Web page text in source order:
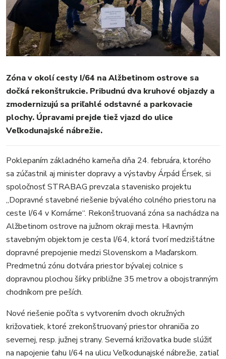
MESTO
REGIÓN
ŠPORT
FOTKY
VIDEO
MIX
Zóna v okolí cesty I/64 na Alžbetinom ostrove sa
dočká rekonštrukcie. Pribudnú dva kruhové objazdy a
zmodernizujú sa priľahlé odstavné a parkovacie
plochy. Úpravami prejde tiež vjazd do ulice
Veľkodunajské nábrežie.
Poklepaním základného kameňa dňa 24. februára, ktorého
sa zúčastnil aj minister dopravy a výstavby Árpád Érsek, si
spoločnosť STRABAG prevzala stavenisko projektu
„Dopravné stavebné riešenie bývalého colného priestoru na
ceste I/64 v Komárne“. Rekonštruovaná zóna sa nachádza na
Alžbetinom ostrove na južnom okraji mesta. Hlavným
stavebným objektom je cesta I/64, ktorá tvorí medzištátne
dopravné prepojenie medzi Slovenskom a Maďarskom.
Predmetnú zónu dotvára priestor bývalej colnice s
dopravnou plochou šírky približne 35 metrov a obojstranným
chodníkom pre peších.
Nové riešenie počíta s vytvorením dvoch okružných
križovatiek, ktoré zrekonštruovaný priestor ohraničia zo
severnej, resp. južnej strany. Severná križovatka bude slúžiť
na napojenie ťahu I/64 na ulicu Veľkodunajské nábrežie, zatiaľ